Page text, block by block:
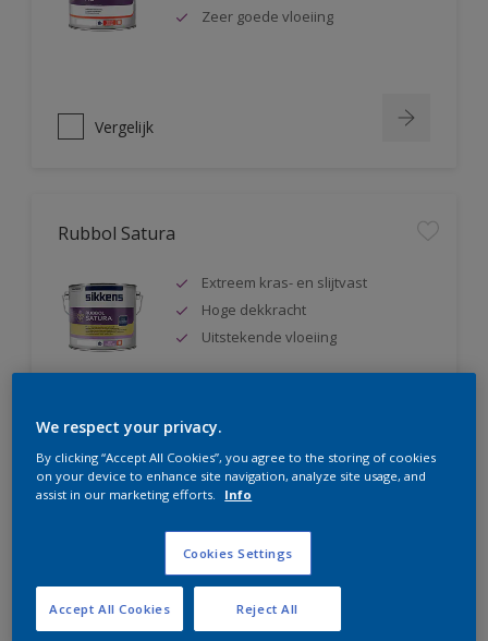
Zeer goede vloeiing
Vergelijk
Rubbol Satura
Extreem kras- en slijtvast
Hoge dekkracht
Uitstekende vloeiing
Rubbol BL Rezisto Satin
Extreem kras- en slijtvast
Huidvetresistente zijdeglanslak
We respect your privacy.
By clicking “Accept All Cookies”, you agree to the storing of cookies
on your device to enhance site navigation, analyze site usage, and
assist in our marketing efforts.
Info
Cookies Settings
Reject All
Accept All Cookies